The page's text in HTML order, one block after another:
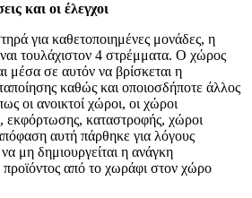
και οι έλεγχοι
για καθετοποιημένες μονάδες, η
τουλάχιστον 4 στρέμματα. Ο χώρος
μέσα σε αυτόν να βρίσκεται η
καθώς και οποιοσδήποτε άλλος
οι ανοικτοί χώροι, οι χώροι
καταστροφής, χώροι
αυτή πάρθηκε για λόγους
μη δημιουργείται η ανάγκη
προϊόντος από το χωράφι στον χώρο